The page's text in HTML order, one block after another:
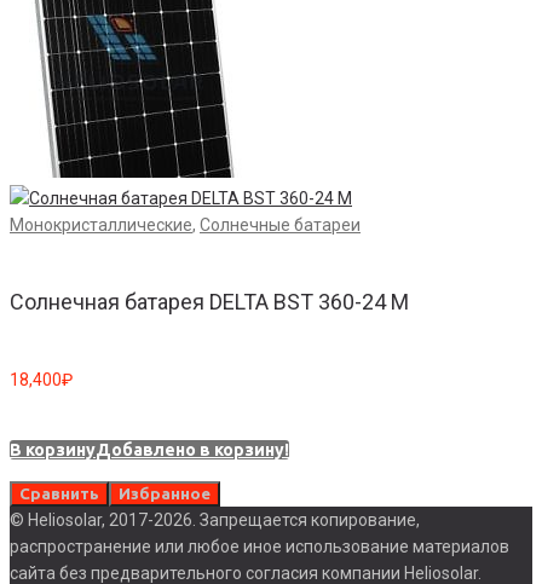
Монокристаллические, Солнечные батареи
Солнечная батарея DELTA BST 360-24 M
18,400₽
В корзинуДобавлено в корзину!
Сравнить Избранное
© Heliosolar, 2017-2026. Запрещается копирование,
распространение или любое иное использование материалов
сайта без предварительного согласия компании Heliosolar.